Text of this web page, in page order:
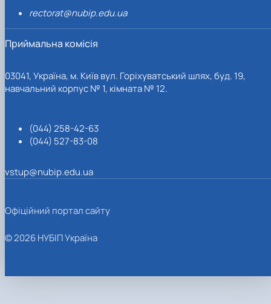
rectorat@nubip.edu.ua
Приймальна комісія
03041, Україна, м. Київ вул. Горіхуватський шлях, буд. 19,
навчальний корпус № 1, кімната № 12.
(044) 258-42-63
(044) 527-83-08
vstup@nubip.edu.ua
Офіційний портал сайту
© 2026 НУБІП Україна